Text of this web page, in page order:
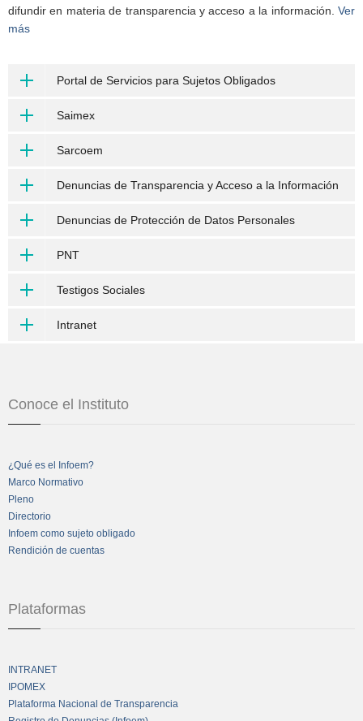
difundir en materia de transparencia y acceso a la información. Ver
más
Portal de Servicios para Sujetos Obligados
Saimex
Sarcoem
Denuncias de Transparencia y Acceso a la Información
Denuncias de Protección de Datos Personales
PNT
Testigos Sociales
Intranet
Conoce el Instituto
¿Qué es el Infoem?
Marco Normativo
Pleno
Directorio
Infoem como sujeto obligado
Rendición de cuentas
Plataformas
INTRANET
IPOMEX
Plataforma Nacional de Transparencia